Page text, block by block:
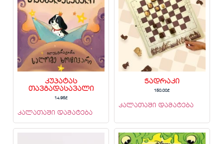
კუპატას
თავგადასავალი
14.95₾
კალათაში დამატება
ჭადრაკი
150.00₾
კალათაში დამატება